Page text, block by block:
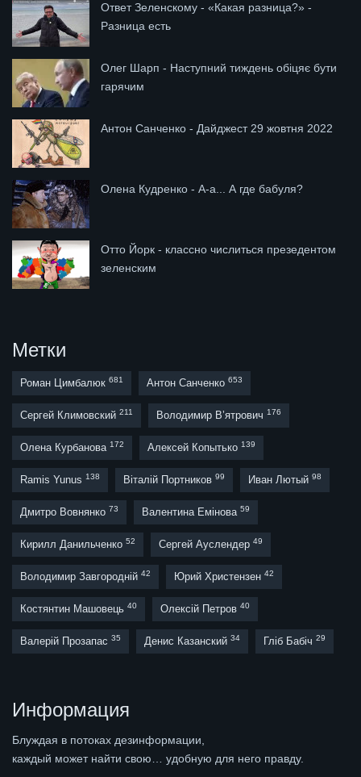
Ответ Зеленскому - «Какая разница?» -
Разница есть
Олег Шарп - Наступний тиждень обіцяє бути
гарячим
Антон Санченко - Дайджест 29 жовтня 2022
Олена Кудренко - А-а... А где бабуля?
Отто Йорк - классно числиться презедентом
зеленским
Метки
Роман Цимбалюк 681 Антон Санченко 653
Сергей Климовский 211 Володимир В’ятрович 176
Олена Курбанова 172 Алексей Копытько 139
Ramis Yunus 138 Віталій Портников 99 Иван Лютый 98
Дмитро Вовнянко 73 Валентина Емінова 59
Кирилл Данильченко 52 Сергей Ауслендер 49
Володимир Завгородній 42 Юрий Христензен 42
Костянтин Машовець 40 Олексій Петров 40
Валерій Прозапас 35 Денис Казанский 34 Гліб Бабіч 29
Информация
Блуждая в потоках дезинформации,
каждый может найти свою… удобную для него правду.